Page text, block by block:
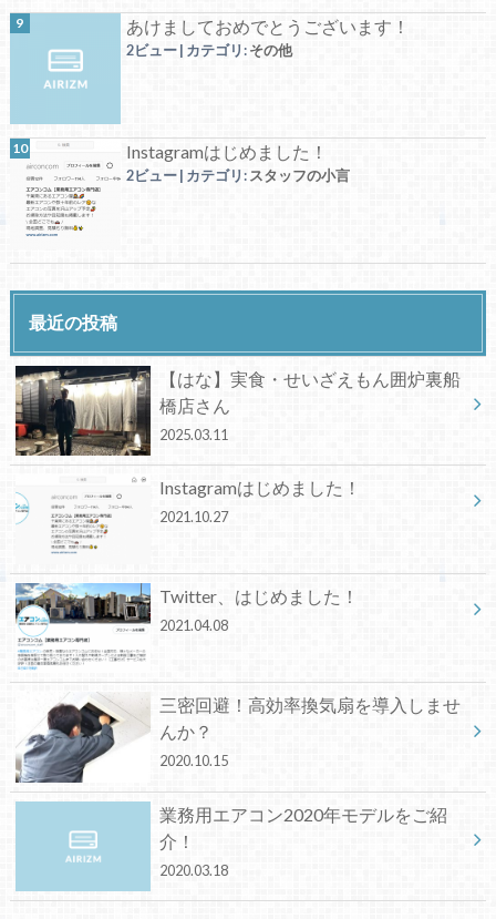
あけましておめでとうございます！
2ビュー| カテゴリ:その他
Instagramはじめました！
2ビュー| カテゴリ: スタッフの小言
最近の投稿
【はな】実食・せいざえもん囲炉裏船
橋店さん
2025.03.11
Instagramはじめました！
2021.10.27
Twitter、はじめました！
2021.04.08
三密回避！高効率換気扇を導入しませ
んか？
2020.10.15
業務用エアコン2020年モデルをご紹
介！
2020.03.18